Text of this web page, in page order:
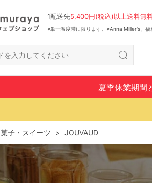
1配送先5,400円(税込)以上送料無
※単一温度帯に限ります。※Anna Miller's、福
夏季休業期間
菓子・スイーツ > JOUVAUD